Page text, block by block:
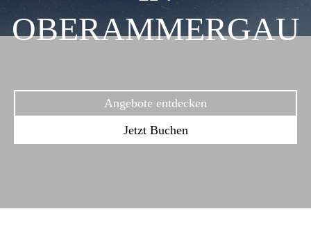
OBERAMMERGAU
Angebote entdecken
Jetzt Buchen